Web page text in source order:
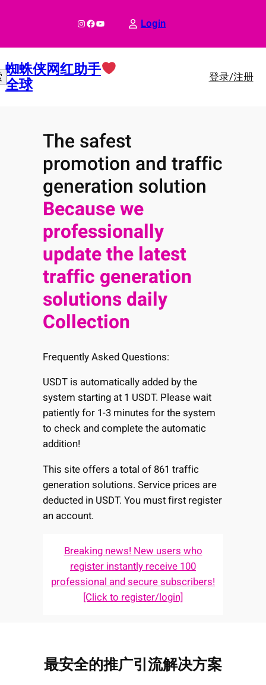
InstagramFacebook YouTube Login
蜘蛛侠网红助手
全球 登录/注册
The safest
promotion and traffic
generation solution
Because we
professionally
update the latest
traffic generation
solutions daily
Collection
Frequently Asked Questions:
USDT is automatically added by the
system starting at 1 USDT. Please wait
patiently for 1-3 minutes for the system
to check and complete the automatic
addition!
This site offers a total of 861 traffic
generation solutions. Service prices are
deducted in USDT. You must first register
an account.
Breaking news! New users who
register instantly receive 100
professional and secure subscribers!
[Click to register/login]
最安全的推广引流解决方案